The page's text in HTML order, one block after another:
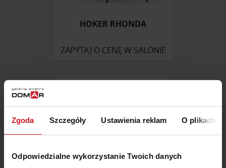
Zgoda Szczegóły Ustawienia reklam O plikach
Odpowiedzialne wykorzystanie Twoich danych
HOKER RHONDA
ZAPYTAJ O CENĘ W SALONIE